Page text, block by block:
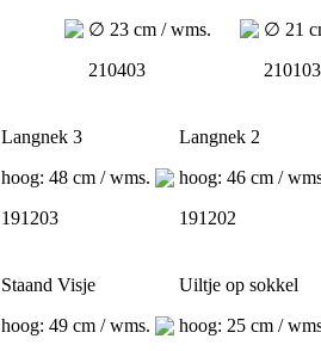
∅ 23 cm / wms.
210403
∅ 21
210103
Langnek 3
hoog: 48 cm / wms.
191203
Langnek 2
hoog: 46 cm /
191202
Staand Visje
hoog: 49 cm / wms.
Uiltje op sokkel
hoog: 25 cm /